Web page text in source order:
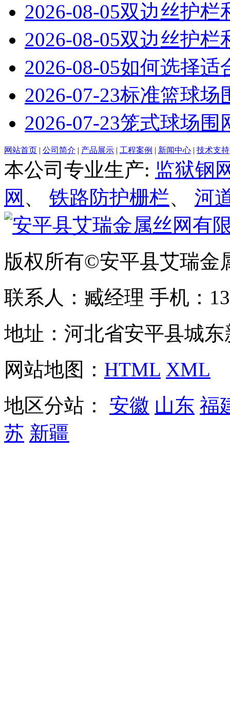
2026-08-05双边丝护栏
2026-08-05双边丝护栏
2026-08-05如何选择适
2026-07-23标准篮球场
2026-07-23笼式球场围
网站首页 | 公司简介 | 产品展示 | 工程案例 | 新闻中心 | 技术支持
本公司专业生产: 监狱钢
网 、 铁路防护栅栏、 河
版权所有©安平县艾瑞金
联系人：臧经理 手机：
地址：河北省安平县城
网站地图： HTML XML
地区分站： 安徽 山东 福
苏 新疆